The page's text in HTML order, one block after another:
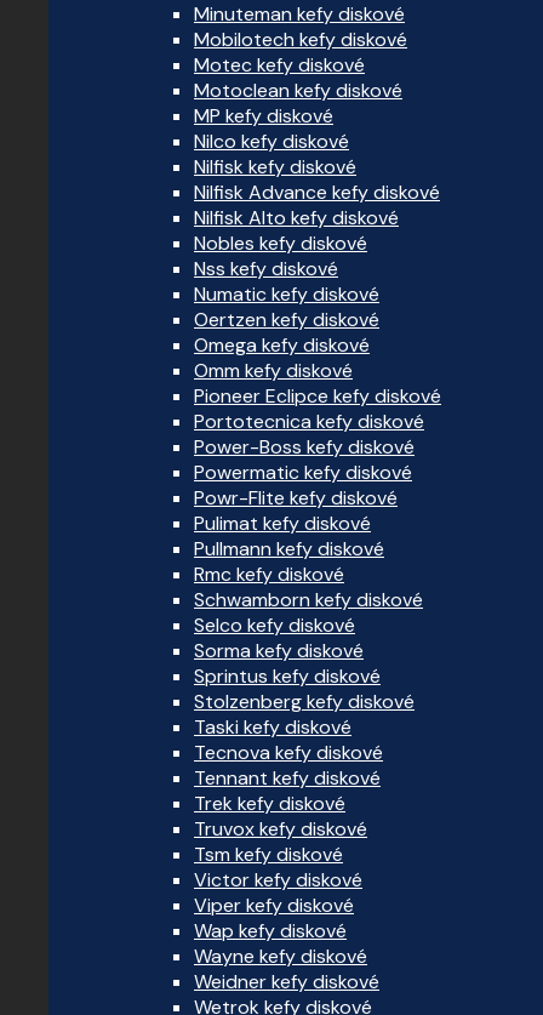
Minuteman kefy diskové
Mobilotech kefy diskové
Motec kefy diskové
Motoclean kefy diskové
MP kefy diskové
Nilco kefy diskové
Nilfisk kefy diskové
Nilfisk Advance kefy diskové
Nilfisk Alto kefy diskové
Nobles kefy diskové
Nss kefy diskové
Numatic kefy diskové
Oertzen kefy diskové
Omega kefy diskové
Omm kefy diskové
Pioneer Eclipce kefy diskové
Portotecnica kefy diskové
Power-Boss kefy diskové
Powermatic kefy diskové
Powr-Flite kefy diskové
Pulimat kefy diskové
Pullmann kefy diskové
Rmc kefy diskové
Schwamborn kefy diskové
Selco kefy diskové
Sorma kefy diskové
Sprintus kefy diskové
Stolzenberg kefy diskové
Taski kefy diskové
Tecnova kefy diskové
Tennant kefy diskové
Trek kefy diskové
Truvox kefy diskové
Tsm kefy diskové
Victor kefy diskové
Viper kefy diskové
Wap kefy diskové
Wayne kefy diskové
Weidner kefy diskové
Wetrok kefy diskové